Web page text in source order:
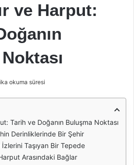
ve Harput:
okuma süresi
Tarih ve Doğanın Buluşma Noktası
Derinliklerinde Bir Şehir
Taşıyan Bir Tepede
Arasındaki Bağlar